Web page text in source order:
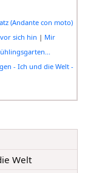
(Andante con moto)
sich hin | Mir
- Ich und die Welt -
Welt